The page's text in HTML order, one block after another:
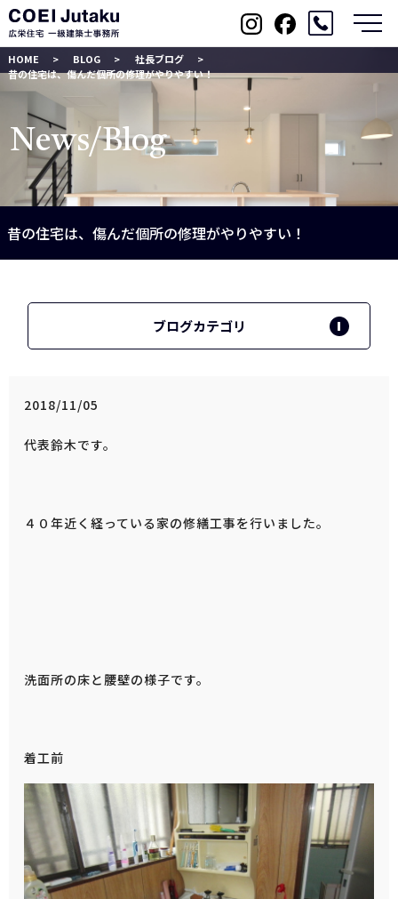
News/Blog
HOME BLOG
社長ブログ
昔の住宅は、傷んだ個所の修理がやりやすい！
昔の住宅は、傷んだ個所の修理がやりやすい！
ブログカテゴリ
2018/11/05
代表鈴木です。
４０年近く経っている家の修繕工事を行いました。
洗面所の床と腰壁の様子です。
着工前